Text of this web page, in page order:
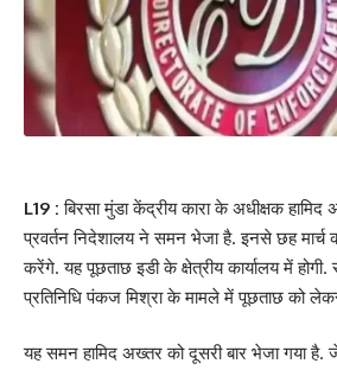
L19 :बिरसा मुंडा केंद्रीय कारा के अधीक्षक
प्रवर्तन निदेशालय ने समन भेजा है. इनसे छह मार्च
करेंगे. यह पूछताछ इडी के क्षेत्रीय कार्यालय में
प्रतिनिधि पंकज मिश्रा के मामले में पूछताछ को
यह समन हामिद अख्तर को दूसरी बार भेजा गया